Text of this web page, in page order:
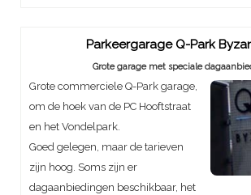
Parkeergarage Q-Park
Grote garage met speciale
Grote commerciele Q-Park garage,
om de hoek van de PC Hooftstraat
en het Vondelpark.
Goed gelegen, maar de tarieven
zijn hoog. Soms zijn er
dagaanbiedingen beschikbaar, het